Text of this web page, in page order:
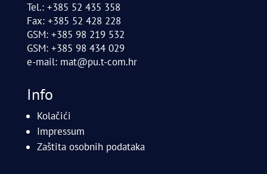
Tel.: +385 52 435 358
Fax: +385 52 428 228
GSM: +385 98 219 532
GSM: +385 98 434 029
e-mail: mat@pu.t-com.hr
Info
Kolačići
Impressum
Zaštita osobnih podataka